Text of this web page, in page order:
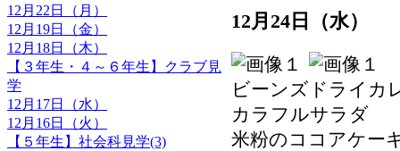
12月22日（月）
12月19日（金）
12月18日（木）
【３年生・４～６年生】クラブ見
学
12月17日（水）
12月16日（火）
【５年生】社会科見学(3)
12月24日（水）
ビーンズドライカ
カラフルサラダ
米粉のココアケー